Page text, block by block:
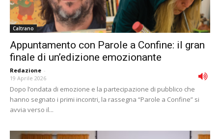
Caltrano
Appuntamento con Parole a Confine: il gran
finale di un’edizione emozionante
Redazione -
19 Aprile 2026
Dopo l’ondata di emozione e la partecipazione di pubblico che
hanno segnato i primi incontri, la rassegna “Parole a Confine” si
avvia verso il...